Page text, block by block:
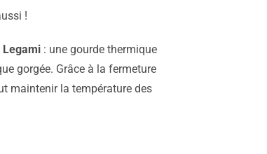
!
Legami : une gourde thermique
gorgée. Grâce à la fermeture
maintenir la température des